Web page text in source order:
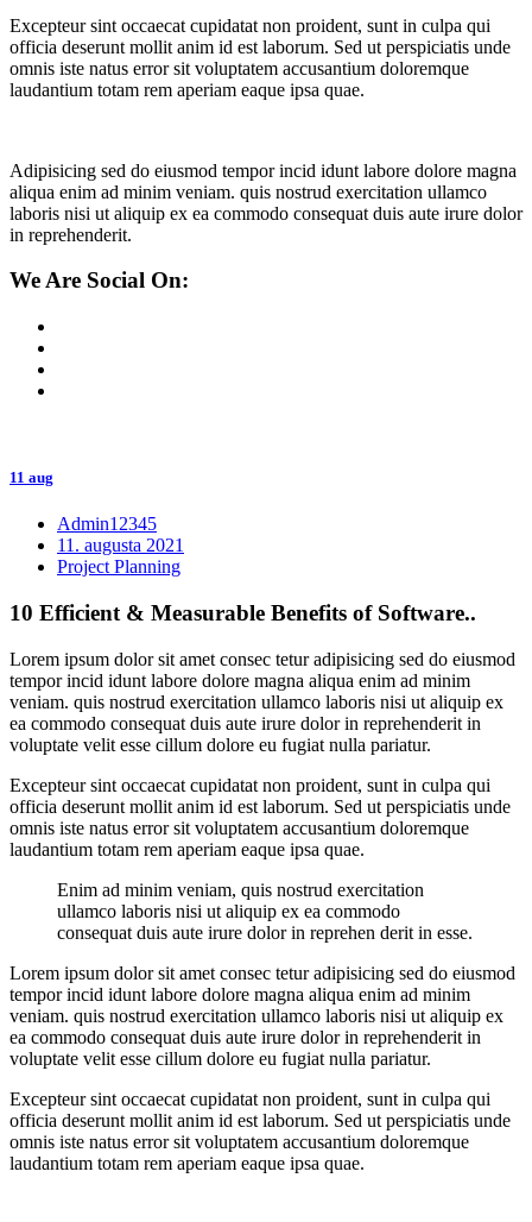
Excepteur sint occaecat cupidatat non proident, sunt in culpa qui
officia deserunt mollit anim id est laborum. Sed ut perspiciatis unde
omnis iste natus error sit voluptatem accusantium doloremque
laudantium totam rem aperiam eaque ipsa quae.
Adipisicing sed do eiusmod tempor incid idunt labore dolore magna
aliqua enim ad minim veniam. quis nostrud exercitation ullamco
laboris nisi ut aliquip ex ea commodo consequat duis aute irure dolor
in reprehenderit.
We Are Social On:
11 aug
Admin12345
11. augusta 2021
Project Planning
10 Efficient & Measurable Benefits of Software..
Lorem ipsum dolor sit amet consec tetur adipisicing sed do eiusmod
tempor incid idunt labore dolore magna aliqua enim ad minim
veniam. quis nostrud exercitation ullamco laboris nisi ut aliquip ex
ea commodo consequat duis aute irure dolor in reprehenderit in
voluptate velit esse cillum dolore eu fugiat nulla pariatur.
Excepteur sint occaecat cupidatat non proident, sunt in culpa qui
officia deserunt mollit anim id est laborum. Sed ut perspiciatis unde
omnis iste natus error sit voluptatem accusantium doloremque
laudantium totam rem aperiam eaque ipsa quae.
Enim ad minim veniam, quis nostrud exercitation
ullamco laboris nisi ut aliquip ex ea commodo
consequat duis aute irure dolor in reprehen derit in esse.
Lorem ipsum dolor sit amet consec tetur adipisicing sed do eiusmod
tempor incid idunt labore dolore magna aliqua enim ad minim
veniam. quis nostrud exercitation ullamco laboris nisi ut aliquip ex
ea commodo consequat duis aute irure dolor in reprehenderit in
voluptate velit esse cillum dolore eu fugiat nulla pariatur.
Excepteur sint occaecat cupidatat non proident, sunt in culpa qui
officia deserunt mollit anim id est laborum. Sed ut perspiciatis unde
omnis iste natus error sit voluptatem accusantium doloremque
laudantium totam rem aperiam eaque ipsa quae.